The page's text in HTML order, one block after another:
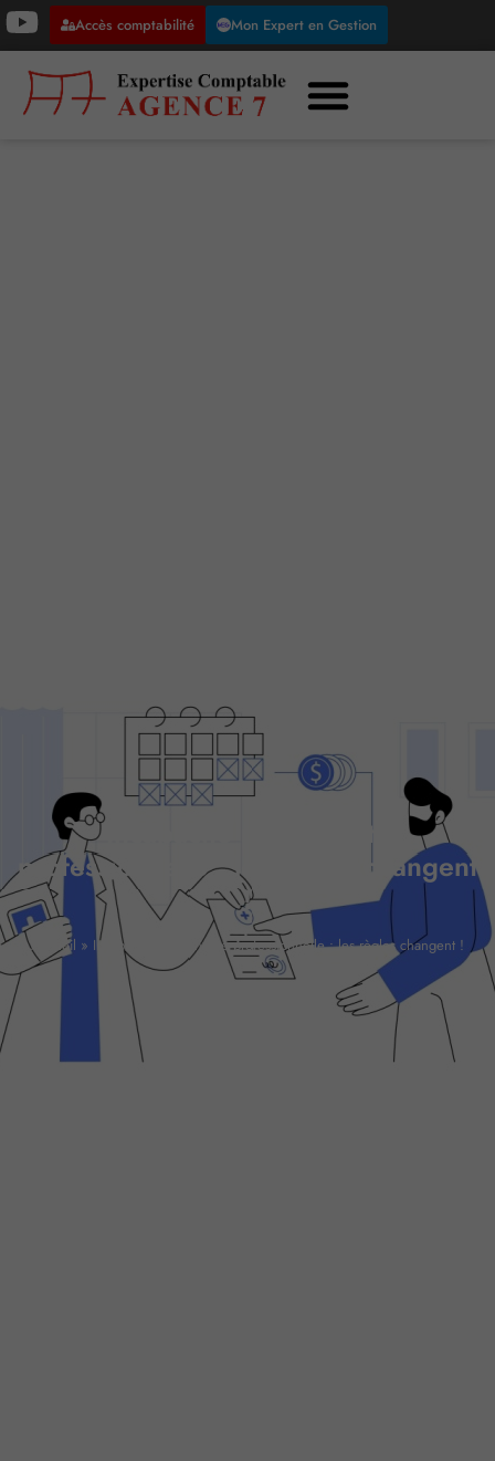
Accès comptabilité Mon Expert en Gestion
Incapacité permanente
professionnelle : les règles changent
!
Accueil » Incapacité permanente professionnelle : les règles changent !